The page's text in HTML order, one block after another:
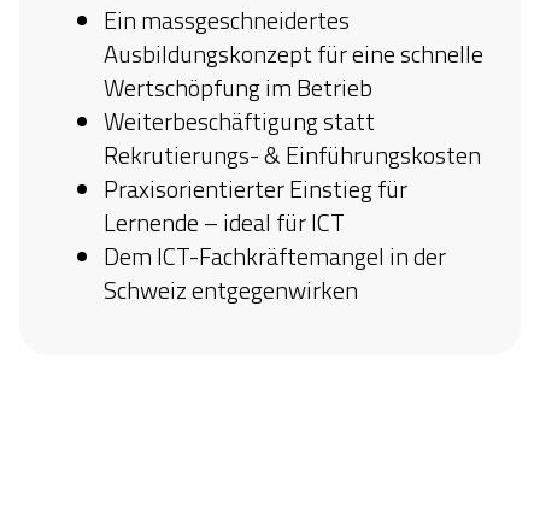
Ein massgeschneidertes
Ausbildungskonzept für eine schnelle
Wertschöpfung im Betrieb
Weiterbeschäftigung statt
Rekrutierungs- & Einführungskosten
Praxisorientierter Einstieg für
Lernende – ideal für ICT
Dem ICT-Fachkräftemangel in der
Schweiz entgegenwirken